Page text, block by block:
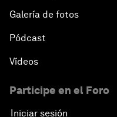
Galería de fotos
Pódcast
Vídeos
Participe en el Foro
Iniciar sesión